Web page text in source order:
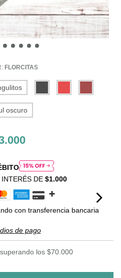
FLORCITAS
oscuro
DE $1.000
con transferencia bancaria
de pago
superando los $70.000